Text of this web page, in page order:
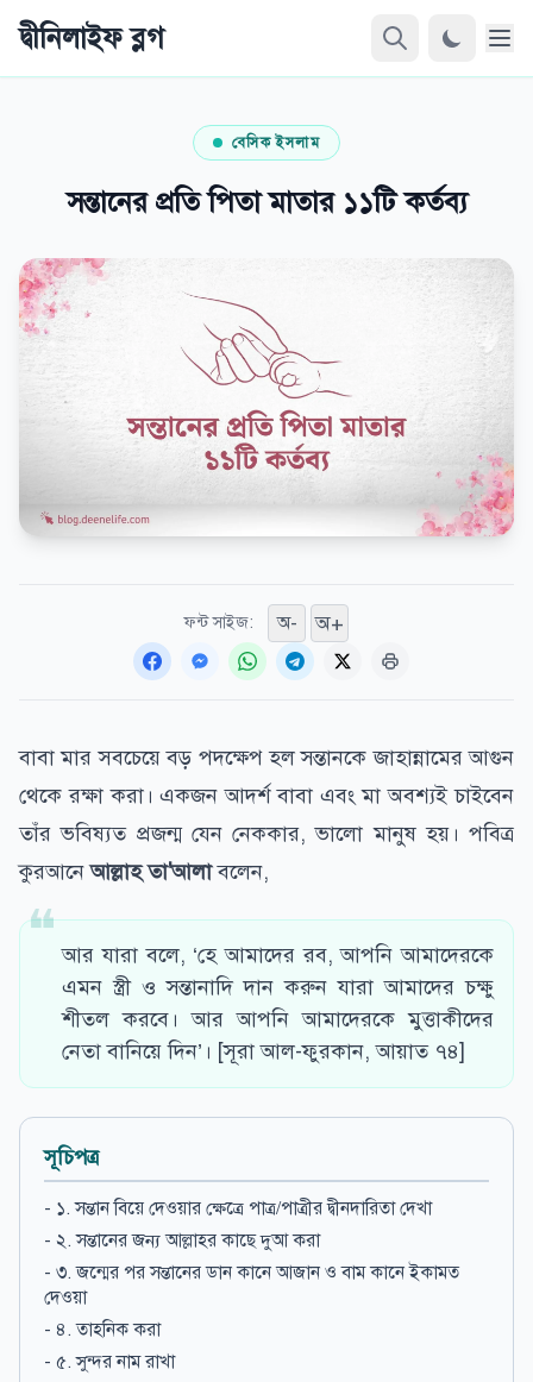
দ্বীনিলাইফ ব্লগ
বেসিক ইসলাম
সন্তানের প্রতি পিতা মাতার ১১টি কর্তব্য
ফন্ট সাইজ: অ- অ+
বাবা মার সবচেয়ে বড় পদক্ষেপ হল সন্তানকে জাহান্নামের আগুন
থেকে রক্ষা করা। একজন আদর্শ বাবা এবং মা অবশ্যই চাইবেন
তাঁর ভবিষ্যত প্রজন্ম যেন নেককার, ভালো মানুষ হয়। পবিত্র
কুরআনেআল্লাহ তা'আলাবলেন,
আর যারা বলে, ‘হে আমাদের রব, আপনি আমাদেরকে
এমন স্ত্রী ও সন্তানাদি দান করুন যারা আমাদের চক্ষু
শীতল করবে। আর আপনি আমাদেরকে মুত্তাকীদের
নেতা বানিয়ে দিন’। [সূরা আল-ফুরকান, আয়াত ৭৪]
সূচিপত্র
- ১. সন্তান বিয়ে দেওয়ার ক্ষেত্রে পাত্র/পাত্রীর দ্বীনদারিতা দেখা
- ২. সন্তানের জন্য আল্লাহর কাছে দুআ করা
- ৩. জন্মের পর সন্তানের ডান কানে আজান ও বাম কানে ইকামত
দেওয়া
- ৪. তাহনিক করা
- ৫. সুন্দর নাম রাখা